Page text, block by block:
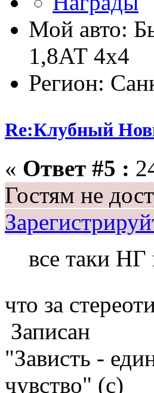
Мой авто:
1,8АТ 4х4
Регион:
Re:Клубный
« Ответ #5 :
Гостям не
все таки НГ
что за
Записан
"Зависть -
чувство" (с)